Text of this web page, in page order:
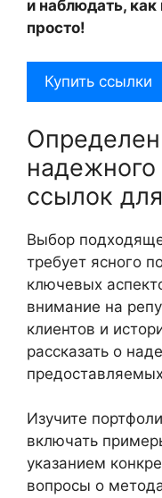
и наблюдать, как
просто!
Купить ссылки
ссылок
Выбор
требует ясного
ключевых
внимание на
клиентов и
рассказать о
предоставляемых
Изучите
включать
указанием
вопросы о